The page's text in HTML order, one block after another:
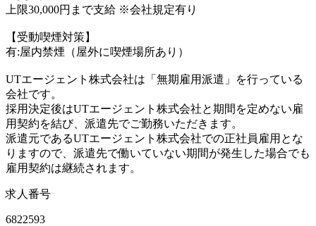
上限30,000円まで支給 ※会社規定有り
【受動喫煙対策】
有:屋内禁煙（屋外に喫煙場所あり）
UTエージェント株式会社は「無期雇用派遣」を行っている
会社です。
採用決定後はUTエージェント株式会社と期間を定めない雇
用契約を結び、派遣先でご勤務いただきます。
派遣元であるUTエージェント株式会社での正社員雇用とな
りますので、派遣先で働いていない期間が発生した場合でも
雇用契約は継続されます。
求人番号
6822593